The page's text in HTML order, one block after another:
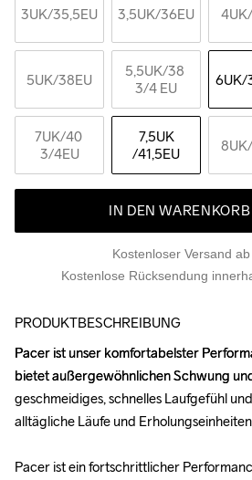
3UK/35,5EU 3,5UK/36EU 4UK
5UK/38EU 5,5UK/38
3/4 EU
6UK/
7UK/40
3/4EU
7,5UK
/41,5EU
8UK
IN DEN
Kostenloser Versand
Kostenlose Rücksendung
PRODUKTBESCHREIBUNG
Pacer ist unser komfortabelster
bietet außergewöhnlichen Schwung
geschmeidiges, schnelles Laufgefühl
alltägliche Läufe und
Pacer ist ein fortschrittlicher
Pacer ist unser komfortabelster
bietet außergewöhnlichen Schwung
geschmeidiges, schnelles Laufgefühl
alltägliche Läufe und
Pacer ist ein fortschrittlicher